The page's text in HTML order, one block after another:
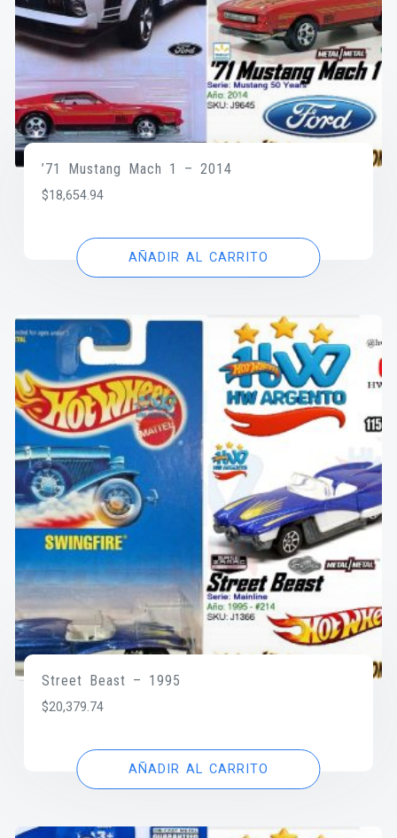
’71 Mustang Mach 1 – 2014
$18,654.94
AÑADIR AL CARRITO
Street Beast – 1995
$20,379.74
AÑADIR AL CARRITO